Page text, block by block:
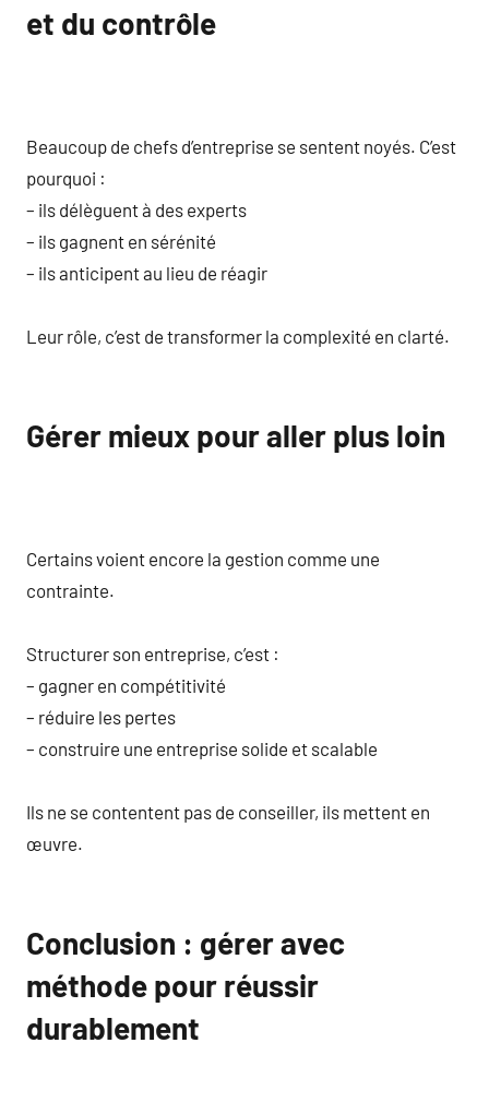
et du contrôle
Beaucoup de chefs d’entreprise se sentent noyés. C’est
pourquoi :
– ils délèguent à des experts
– ils gagnent en sérénité
– ils anticipent au lieu de réagir
Leur rôle, c’est de transformer la complexité en clarté.
Gérer mieux pour aller plus loin
Certains voient encore la gestion comme une
contrainte.
Structurer son entreprise, c’est :
– gagner en compétitivité
– réduire les pertes
– construire une entreprise solide et scalable
Ils ne se contentent pas de conseiller, ils mettent en
œuvre.
Conclusion : gérer avec
méthode pour réussir
durablement